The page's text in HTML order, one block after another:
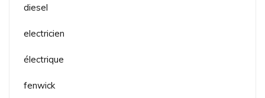
diesel
electricien
électrique
fenwick